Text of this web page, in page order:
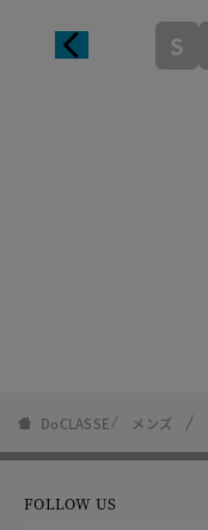
S
DoCLASSE メンズ
FOLLOW US